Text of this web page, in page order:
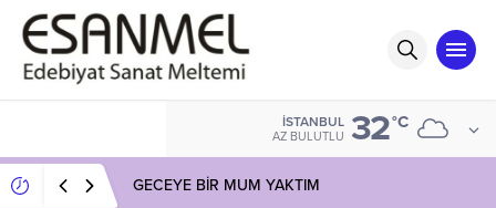
İSTANBUL
AZ BULUTLU 32°C
GECEYE BİR MUM YAKTIM